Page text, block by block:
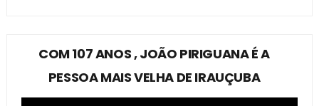
COM 107 ANOS , JOÃO PIRIGUANA É A
PESSOA MAIS VELHA DE IRAUÇUBA